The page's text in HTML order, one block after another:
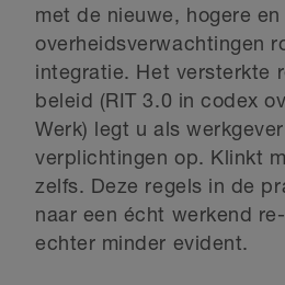
met de nieuwe, hogere
overheidsverwachtingen
integratie. Het versterkte
beleid (RIT 3.0 in codex
Werk) legt u als
verplichtingen op. Klinkt
zelfs. Deze regels in de
naar een écht werkend
echter minder evident.